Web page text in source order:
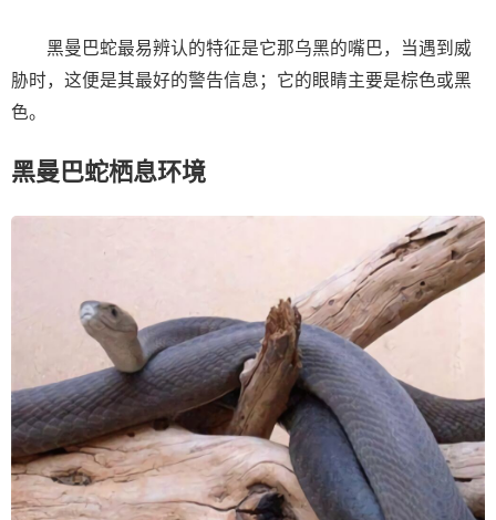
黑曼巴蛇最易辨认的特征是它那乌黑的嘴巴，当遇到威
胁时，这便是其最好的警告信息；它的眼睛主要是棕色或黑
色。
黑曼巴蛇栖息环境